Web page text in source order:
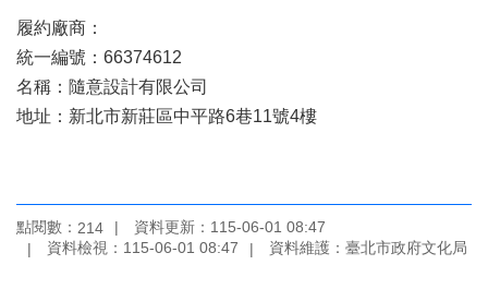
補
助/
申
請
案
公
開
履約廠商：
統一編號：66374612
名稱：隨意設計有限公司
地址：新北市新莊區中平路6巷11號4樓
點閱數： 214
資料更新：115-06-01 08:47
資料檢視：115-06-01 08:47
資料維護：臺北市政府文化局